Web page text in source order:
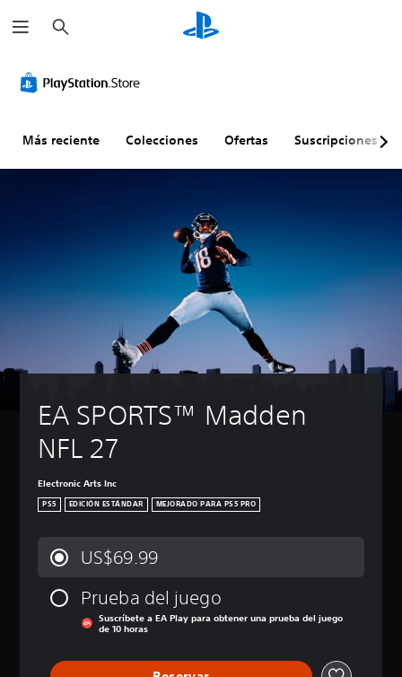
u
s
r
Más reciente Colecciones Ofertas Suscripciones
EA SPORTS™ Madden
NFL 27
Electronic Arts Inc
PS5 EDICIÓN ESTÁNDAR MEJORADO PARA PS5 PRO
US$69.99
Prueba del juego
Suscríbete a EA Play para obtener una prueba del juego
de 10 horas